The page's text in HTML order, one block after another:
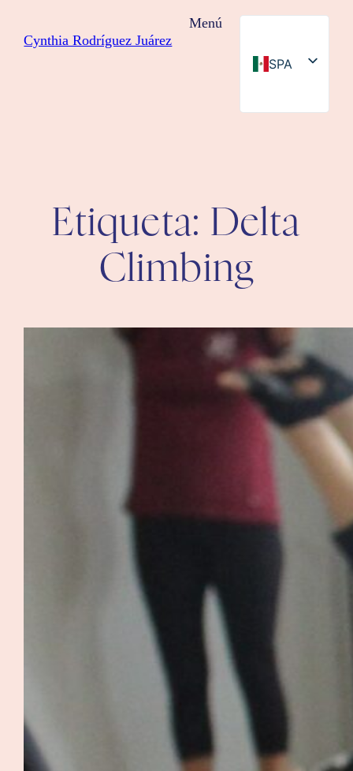
Cynthia Rodríguez Juárez
Menú
SPA
Etiqueta:
Delta
Climbing